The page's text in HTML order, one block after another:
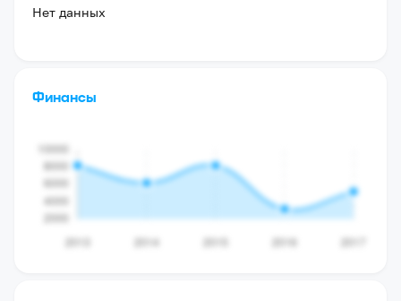
Нет данных
Финансы